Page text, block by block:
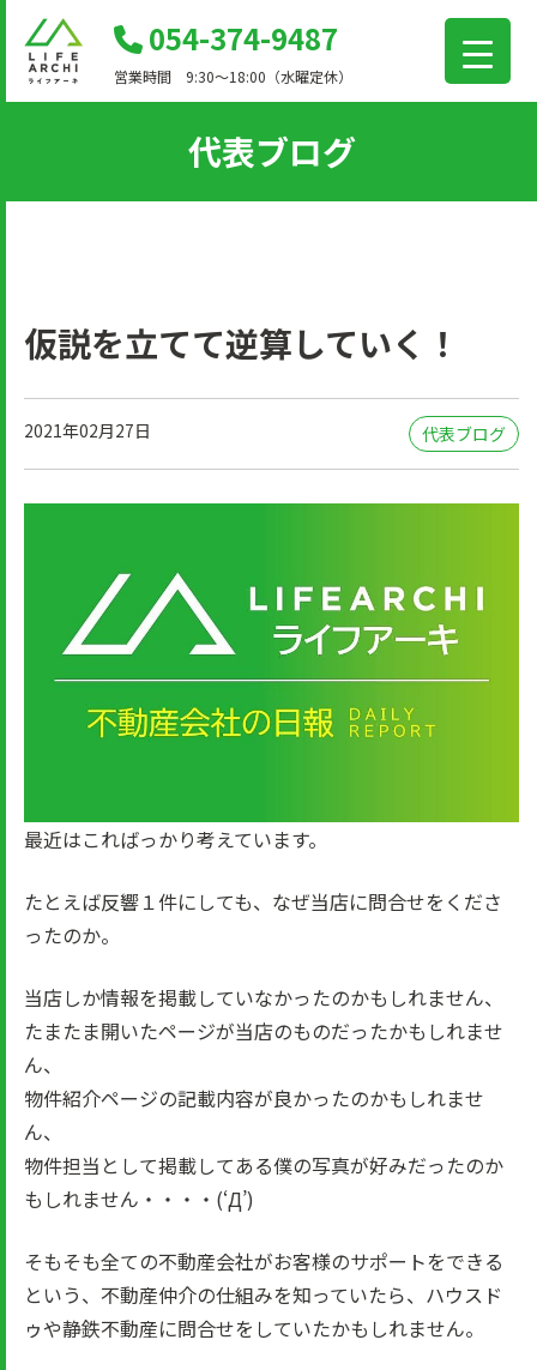
054-374-9487
営業時間 9:30～18:00（水曜定休）
代表ブログ
仮説を立てて逆算していく！
2021年02月27日 代表ブログ
最近はこればっかり考えています。
たとえば反響１件にしても、なぜ当店に問合せをくださ
ったのか。
当店しか情報を掲載していなかったのかもしれません、
たまたま開いたページが当店のものだったかもしれませ
ん、
物件紹介ページの記載内容が良かったのかもしれませ
ん、
物件担当として掲載してある僕の写真が好みだったのか
もしれません・・・・(‘Д’)
そもそも全ての不動産会社がお客様のサポートをできる
という、不動産仲介の仕組みを知っていたら、ハウスド
ゥや静鉄不動産に問合せをしていたかもしれません。